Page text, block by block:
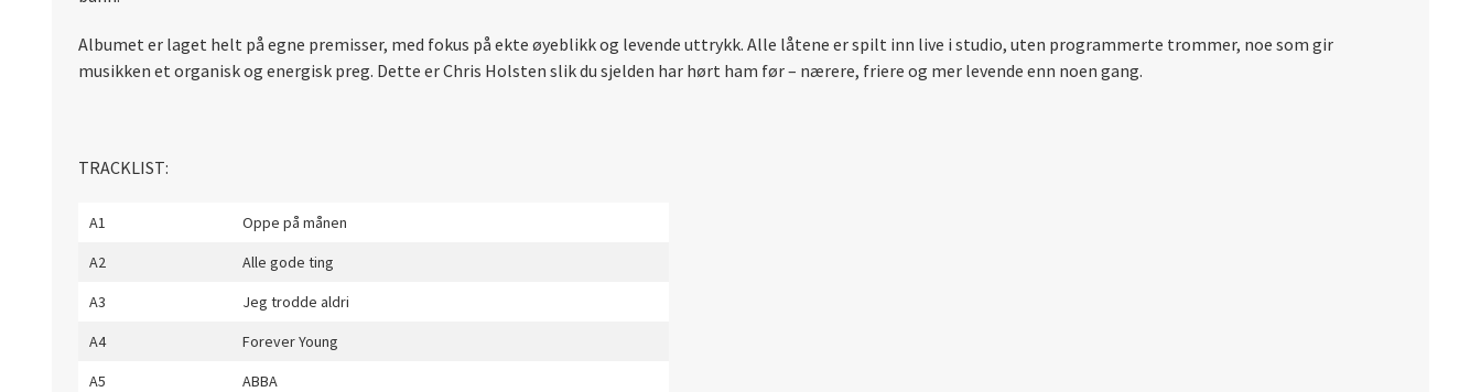
Albumet er laget helt på egne premisser, med fokus på ekte øyeblikk og levende uttrykk. Alle låtene er spilt inn live i studio, uten programmerte trommer, noe som gir
musikken et organisk og energisk preg. Dette er Chris Holsten slik du sjelden har hørt ham før – nærere, friere og mer levende enn noen gang.
TRACKLIST:
A1
Oppe på månen
A2
Alle gode ting
A3
Jeg trodde aldri
A4
Forever Young
A5
ABBA